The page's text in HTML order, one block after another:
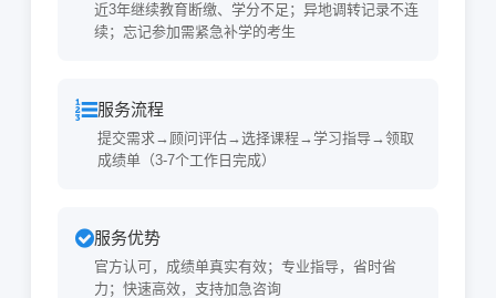
近3年继续教育断缴、学分不足；异地调转记录不连
续；忘记参加需紧急补学的考生
服务流程
提交需求→顾问评估→选择课程→学习指导→领取
成绩单（3-7个工作日完成）
服务优势
官方认可，成绩单真实有效；专业指导，省时省
力；快速高效，支持加急咨询